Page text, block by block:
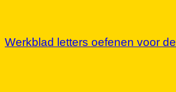
Werkblad letters oefenen voor